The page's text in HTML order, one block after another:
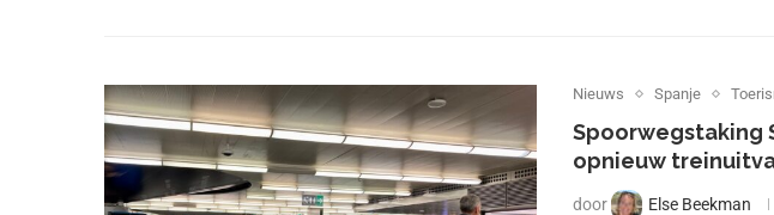
Nieuws Spanje
Spoorwegstaking
opnieuw
door Else Beekman